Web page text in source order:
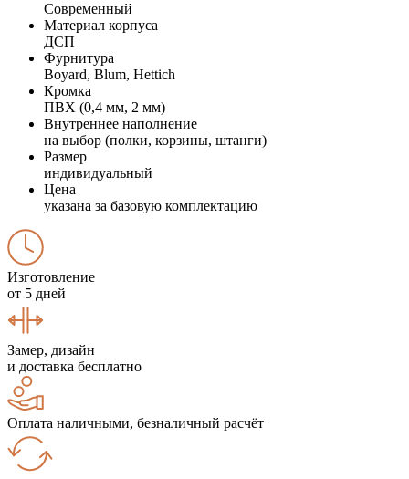
Современный
Материал корпуса
ДСП
Фурнитура
Boyard, Blum, Hettich
Кромка
ПВХ (0,4 мм, 2 мм)
Внутреннее наполнение
на выбор (полки, корзины, штанги)
Размер
индивидуальный
Цена
указана за базовую комплектацию
Изготовление
от 5 дней
Замер, дизайн
и доставка бесплатно
Оплата наличными, безналичный расчёт